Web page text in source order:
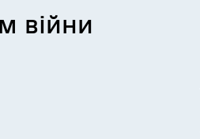
війни